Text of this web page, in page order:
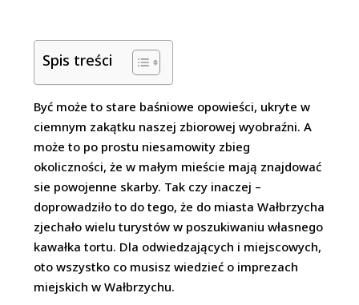
Spis treści
Być może to stare baśniowe opowieści, ukryte w
ciemnym zakątku naszej zbiorowej wyobraźni. A
może to po prostu niesamowity zbieg
okoliczności, że w małym mieście mają znajdować
sie powojenne skarby. Tak czy inaczej –
doprowadziło to do tego, że do miasta Wałbrzycha
zjechało wielu turystów w poszukiwaniu własnego
kawałka tortu. Dla odwiedzających i miejscowych,
oto wszystko co musisz wiedzieć o imprezach
miejskich w Wałbrzychu.